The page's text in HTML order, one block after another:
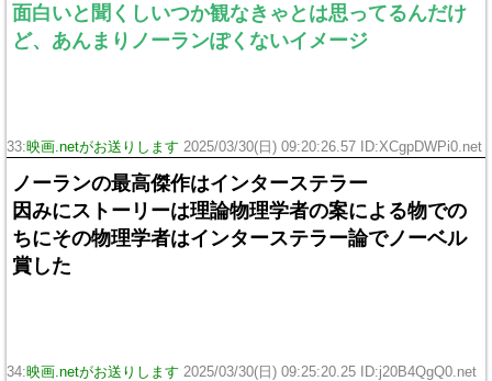
面白いと聞くしいつか観なきゃとは思ってるんだけ
ど、あんまりノーランぽくないイメージ
33:映画.netがお送りします 2025/03/30(日) 09:20:26.57 ID:XCgpDWPi0.net
ノーランの最高傑作はインターステラー
因みにストーリーは理論物理学者の案による物での
ちにその物理学者はインターステラー論でノーベル
賞した
34:映画.netがお送りします 2025/03/30(日) 09:25:20.25 ID:j20B4QgQ0.net